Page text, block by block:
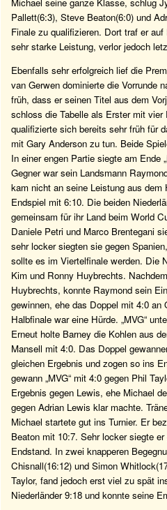
Pallett(6:3), Steve Beaton(6:0) und
Finale zu qualifizieren. Dort traf er
sehr starke Leistung, verlor jedoch
Ebenfalls sehr erfolgreich lief die
van Gerwen dominierte die Vorrunde
früh, dass er seinen Titel aus dem
schloss die Tabelle als Erster mit vier
qualifizierte sich bereits sehr früh für
mit Gary Anderson zu tun. Beide
In einer engen Partie siegte am Ende
Gegner war sein Landsmann
kam nicht an seine Leistung aus dem
Endspiel mit 6:10. Die beiden
gemeinsam für ihr Land beim World
Daniele Petri und Marco Brentegani
sehr locker siegten sie gegen
sollte es im Viertelfinale werden. Die
Kim und Ronny Huybrechts.
Huybrechts, konnte Raymond sein
gewinnen, ehe das Doppel mit 4:0 an
Halbfinale war eine Hürde. „MVG“
Erneut holte Barney die Kohlen aus
Mansell mit 4:0. Das Doppel
gleichen Ergebnis und zogen so ins
gewann „MVG“ mit 4:0 gegen Phil
Ergebnis gegen Lewis, ehe Michael
gegen Adrian Lewis klar machte.
Michael startete gut ins Turnier. Er
Beaton mit 10:7. Sehr locker siegte
Endstand. In zwei knapperen
Chisnall(16:12) und Simon
Taylor, fand jedoch erst viel zu spät
Niederländer 9:18 und konnte seine